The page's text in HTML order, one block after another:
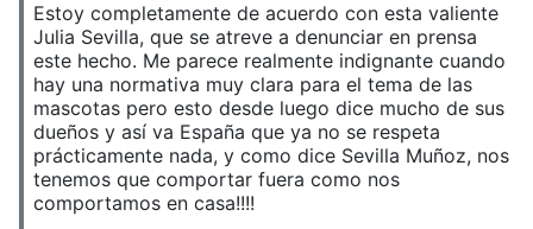
Estoy completamente de acuerdo con esta valiente
Julia Sevilla, que se atreve a denunciar en prensa
este hecho. Me parece realmente indignante cuando
hay una normativa muy clara para el tema de las
mascotas pero esto desde luego dice mucho de sus
dueños y así va España que ya no se respeta
prácticamente nada, y como dice Sevilla Muñoz, nos
tenemos que comportar fuera como nos
comportamos en casa!!!!